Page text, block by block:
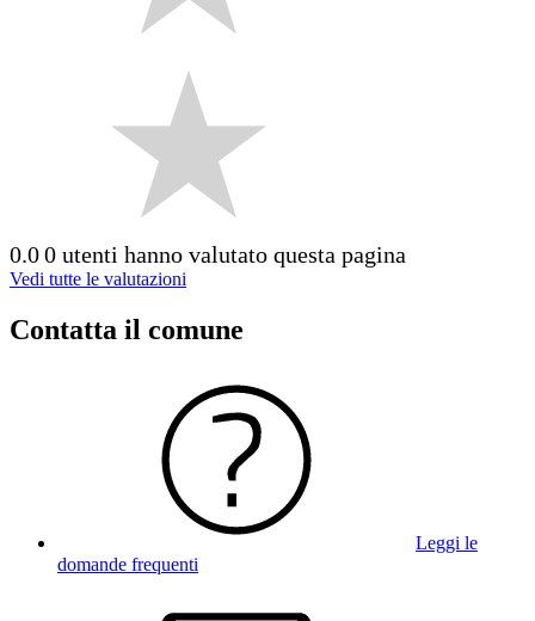
0.00 utenti hanno valutato questa pagina
Vedi tutte le valutazioni
Contatta il comune
Leggi le
domande frequenti